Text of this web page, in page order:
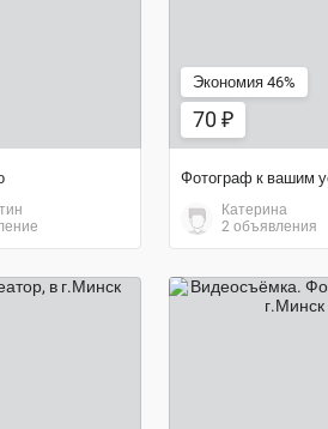
Экономия 46%
70 ₽
Катерина
2 объявления